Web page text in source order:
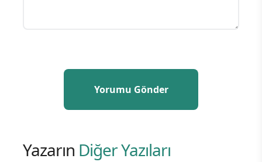
Yazarın Diğer Yazıları